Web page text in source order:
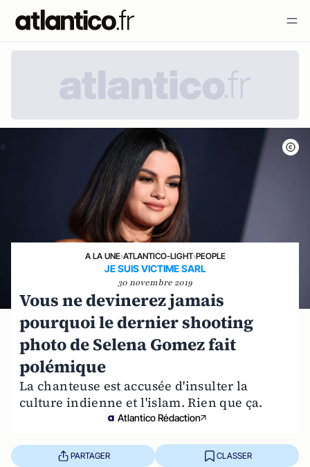
A LA UNE›ATLANTICO-LIGHT›PEOPLE
JE SUIS VICTIME SARL
30 novembre 2019
Vous ne devinerez jamais
pourquoi le dernier shooting
photo de Selena Gomez fait
polémique
La chanteuse est accusée d'insulter la
culture indienne et l'islam. Rien que ça.
Atlantico Rédaction
PARTAGER CLASSER